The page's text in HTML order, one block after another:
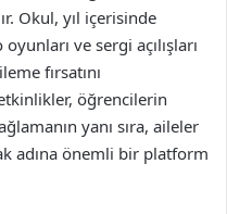
Okul, yıl içerisinde
ve sergi açılışları
fırsatını
öğrencilerin
yanı sıra, aileler
adına önemli bir platform